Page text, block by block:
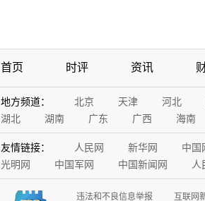
首页 时评 资讯
地方频道： 北京 天津 河北
湖北
湖南 广东 广西 海南
友情链接： 人民网 新华网 中国
光明网
中国军网 中国新闻网 人
违法和不良信息举报 互联网